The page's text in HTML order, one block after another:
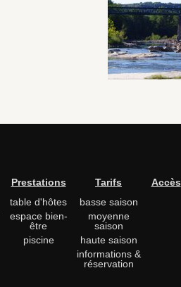
Prestations Tarifs
Accès
table d'hôtes
basse saison
espace bien-
être
moyenne
saison
piscine
haute saison
informations &
réservation